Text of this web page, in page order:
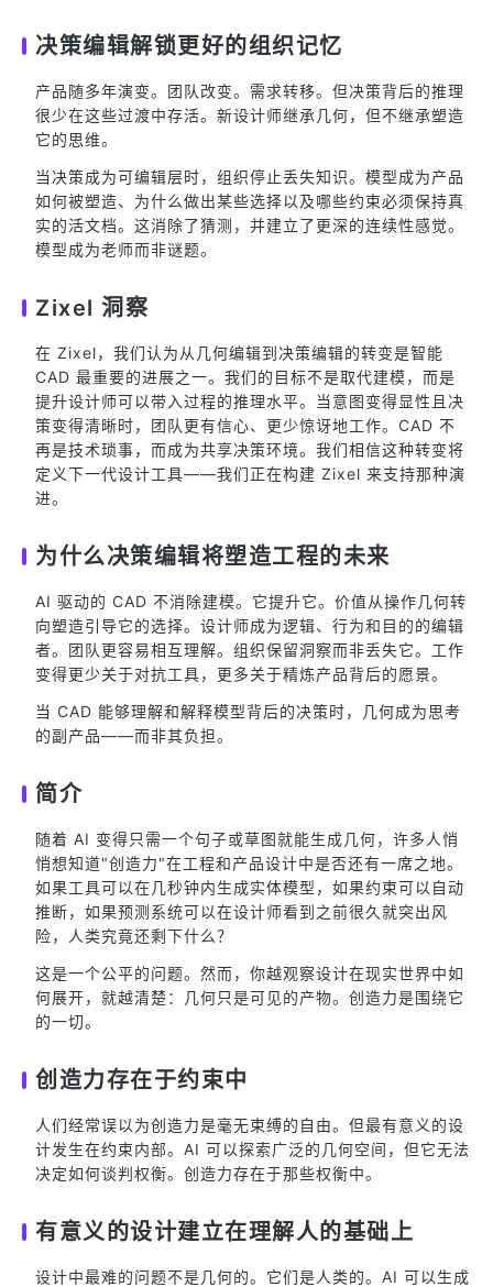
决策编辑解锁更好的组织记忆
产品随多年演变。团队改变。需求转移。但决策背后的推理
很少在这些过渡中存活。新设计师继承几何，但不继承塑造
它的思维。
当决策成为可编辑层时，组织停止丢失知识。模型成为产品
如何被塑造、为什么做出某些选择以及哪些约束必须保持真
实的活文档。这消除了猜测，并建立了更深的连续性感觉。
模型成为老师而非谜题。
Zixel 洞察
在 Zixel，我们认为从几何编辑到决策编辑的转变是智能
CAD 最重要的进展之一。我们的目标不是取代建模，而是
提升设计师可以带入过程的推理水平。当意图变得显性且决
策变得清晰时，团队更有信心、更少惊讶地工作。CAD 不
再是技术琐事，而成为共享决策环境。我们相信这种转变将
定义下一代设计工具——我们正在构建 Zixel 来支持那种演
进。
为什么决策编辑将塑造工程的未来
AI 驱动的 CAD 不消除建模。它提升它。价值从操作几何转
向塑造引导它的选择。设计师成为逻辑、行为和目的的编辑
者。团队更容易相互理解。组织保留洞察而非丢失它。工作
变得更少关于对抗工具，更多关于精炼产品背后的愿景。
当 CAD 能够理解和解释模型背后的决策时，几何成为思考
的副产品——而非其负担。
简介
随着 AI 变得只需一个句子或草图就能生成几何，许多人悄
悄想知道"创造力"在工程和产品设计中是否还有一席之地。
如果工具可以在几秒钟内生成实体模型，如果约束可以自动
推断，如果预测系统可以在设计师看到之前很久就突出风
险，人类究竟还剩下什么？
这是一个公平的问题。然而，你越观察设计在现实世界中如
何展开，就越清楚：几何只是可见的产物。创造力是围绕它
的一切。
创造力存在于约束中
人们经常误以为创造力是毫无束缚的自由。但最有意义的设
计发生在约束内部。AI 可以探索广泛的几何空间，但它无法
决定如何谈判权衡。创造力存在于那些权衡中。
有意义的设计建立在理解人的基础上
设计中最难的问题不是几何的。它们是人类的。AI 可以生成